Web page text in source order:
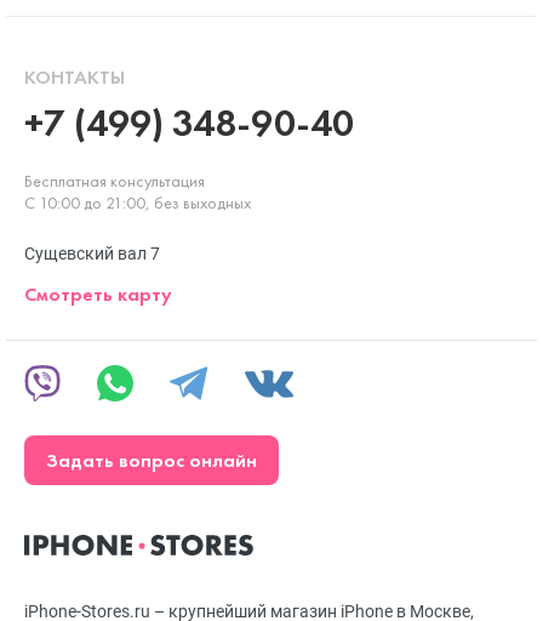
iPhone-Stores.ru – крупнейший магазин iPhone в Москве,
КОНТАКТЫ
+7 (499) 348-90-40
Бесплатная консультация
С 10:00 до 21:00, без выходных
Сущевский вал 7
Смотреть карту
Задать вопрос онлайн